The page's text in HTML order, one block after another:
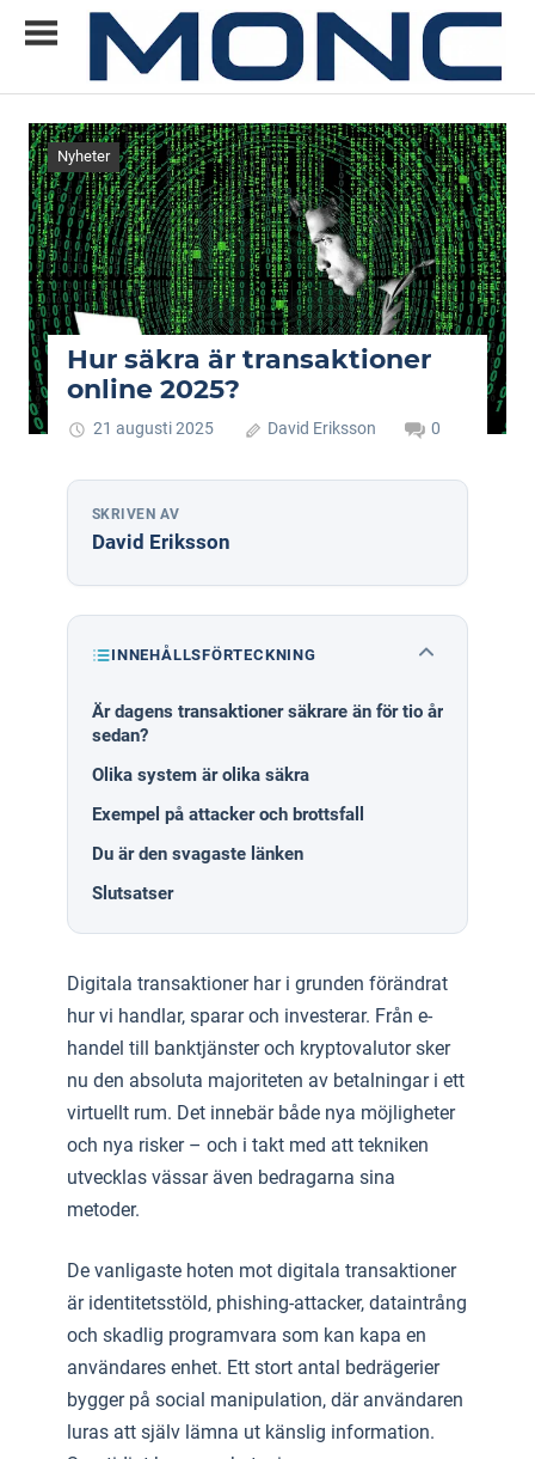
Allt
du
vill
veta
om
ny
teknik
Nyheter
Hur säkra är transaktioner
online 2025?
21 augusti 2025 David Eriksson 0
SKRIVEN AV
David Eriksson
INNEHÅLLSFÖRTECKNING
Är dagens transaktioner säkrare än för tio år
sedan?
Olika system är olika säkra
Exempel på attacker och brottsfall
Du är den svagaste länken
Slutsatser
Digitala transaktioner har i grunden förändrat
hur vi handlar, sparar och investerar. Från e-
handel till banktjänster och kryptovalutor sker
nu den absoluta majoriteten av betalningar i ett
virtuellt rum. Det innebär både nya möjligheter
och nya risker – och i takt med att tekniken
utvecklas vässar även bedragarna sina
metoder.
De vanligaste hoten mot digitala transaktioner
är identitetsstöld, phishing-attacker, dataintrång
och skadlig programvara som kan kapa en
användares enhet. Ett stort antal bedrägerier
bygger på social manipulation, där användaren
luras att själv lämna ut känslig information.